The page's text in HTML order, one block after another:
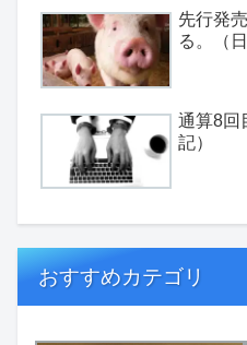
先行発
る。（日
通算8回
記）
おすすめカテゴリ